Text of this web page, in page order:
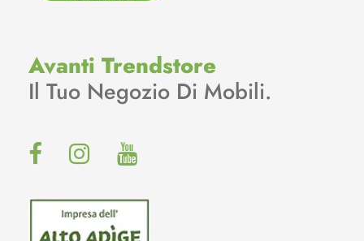
Avanti Trendstore
Il Tuo Negozio Di Mobili.